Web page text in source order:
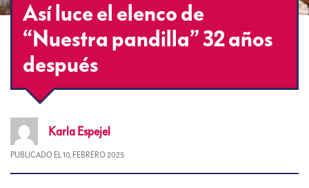
Así luce el elenco de
“Nuestra pandilla” 32 años
después
Karla Espejel
PUBLICADO EL 10, FEBRERO 2025